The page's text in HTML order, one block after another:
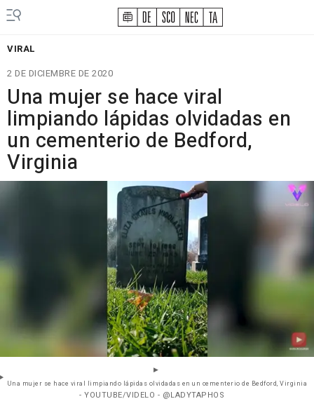
VIRAL
2 DE DICIEMBRE DE 2020
Una mujer se hace viral
limpiando lápidas olvidadas en
un cementerio de Bedford,
Virginia
Una mujer se hace viral limpiando lápidas olvidadas en un cementerio de Bedford, Virginia
- YOUTUBE/VIDELO - @LADYTAPHOS